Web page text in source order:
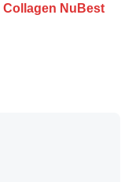
Collagen NuBest